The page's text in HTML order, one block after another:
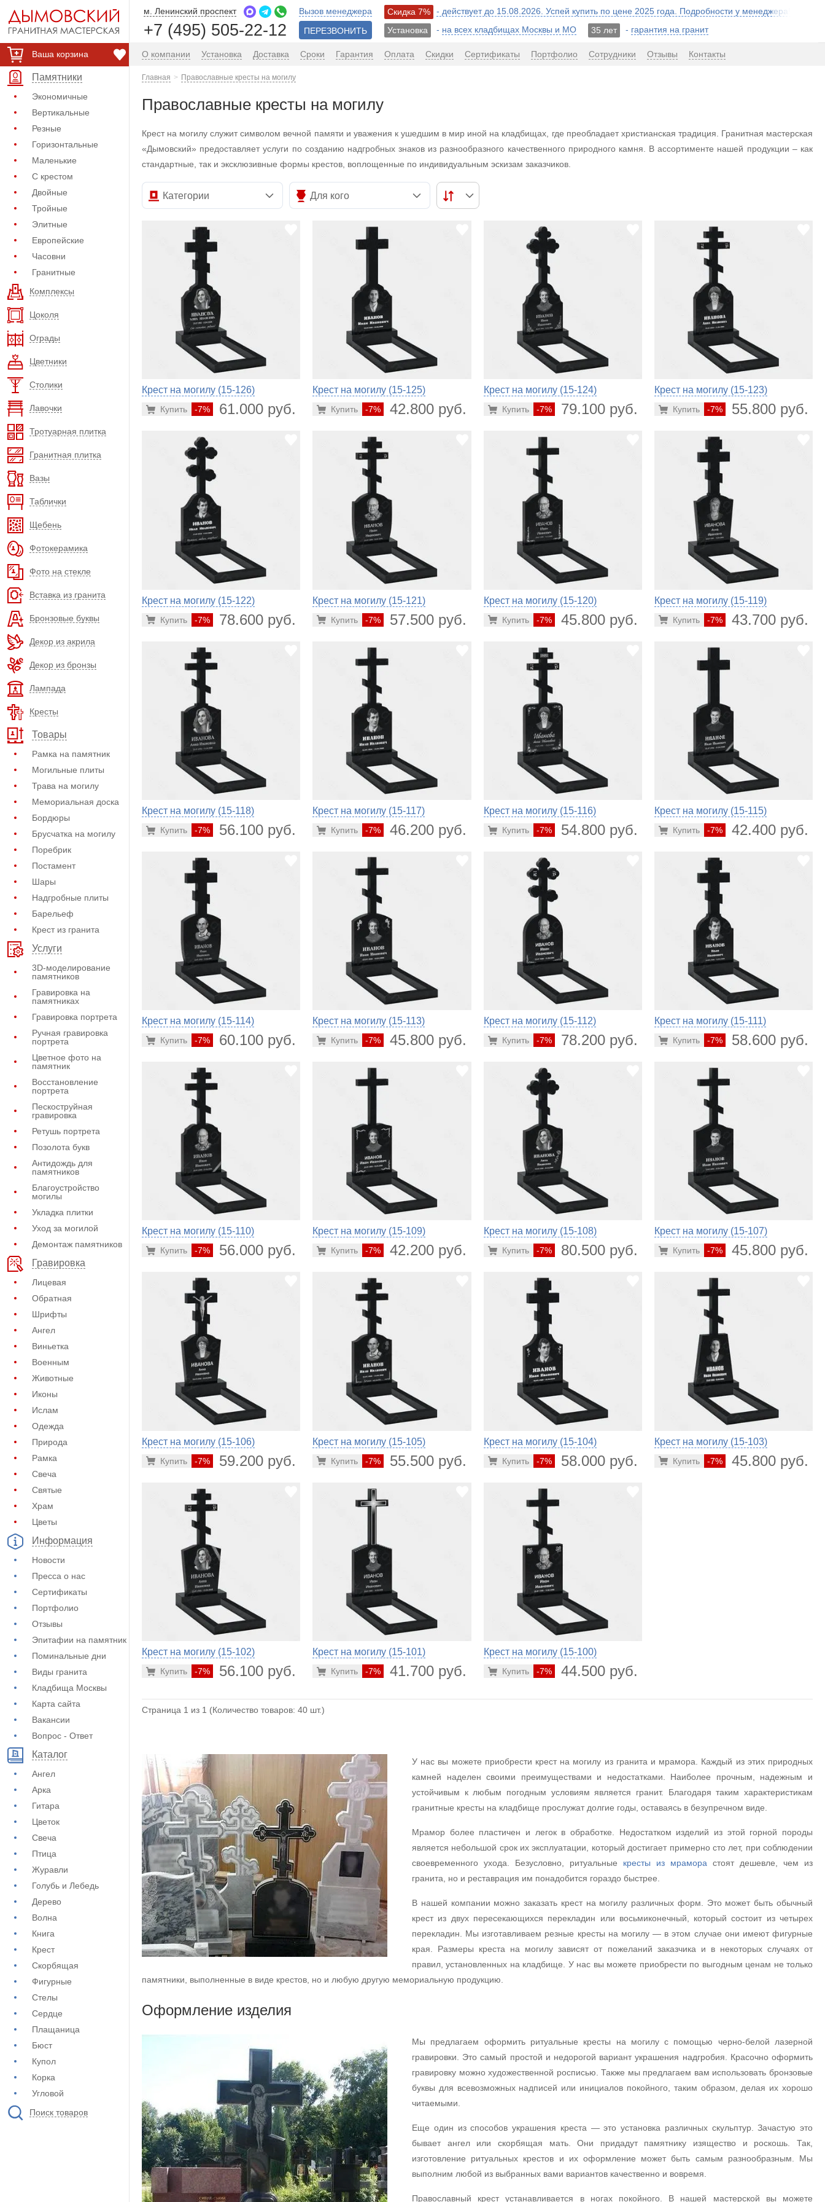
Ваша корзина
Памятники
Экономичные
Вертикальные
Резные
Горизонтальные
Маленькие
С крестом
Двойные
Тройные
Элитные
Европейские
Часовни
Гранитные
Комплексы
Цоколя
Ограды
Цветники
Столики
Лавочки
Тротуарная плитка
Гранитная плитка
Вазы
Таблички
Щебень
Фотокерамика
Фото на стекле
Вставка из гранита
Бронзовые буквы
Декор из акрила
Декор из бронзы
Лампада
Кресты
Товары
Рамка на памятник
Могильные плиты
Трава на могилу
Мемориальная доска
Бордюры
Брусчатка на могилу
Поребрик
Постамент
Шары
Надгробные плиты
Барельеф
Крест из гранита
Услуги
3D-моделирование
памятников
Гравировка на
памятниках
Гравировка портрета
Ручная гравировка
портрета
Цветное фото на
памятник
Восстановление
портрета
Пескоструйная
гравировка
Ретушь портрета
Позолота букв
Антидождь для
памятников
Благоустройство
могилы
Укладка плитки
Уход за могилой
Демонтаж памятников
Гравировка
Лицевая
Обратная
Шрифты
Ангел
Виньетка
Военным
Животные
Иконы
Ислам
Одежда
Природа
Рамка
Свеча
Святые
Храм
Цветы
Информация
Новости
Пресса о нас
Сертификаты
Портфолио
Отзывы
Эпитафии на памятник
Поминальные дни
Виды гранита
Кладбища Москвы
Карта сайта
Вакансии
Вопрос - Ответ
Каталог
Ангел
Арка
Гитара
Цветок
Свеча
Птица
Журавли
Голубь и Лебедь
Дерево
Волна
Книга
Крест
Скорбящая
Фигурные
Стелы
Сердце
Плащаница
Бюст
Купол
Корка
Угловой
Поиск товаров
м. Ленинский проспект
+7 (495) 505-22-12
Вызов менеджера
ПЕРЕЗВОНИТЬ
Скидка 7%
- действует до 15.08.2026. Успей купить по цене 2025 года. Подробности у менеджера!
Установка
- на всех кладбищах Москвы и МО 35 лет - гарантия на гранит
О компании Установка Доставка Сроки Гарантия Оплата Скидки Сертификаты Портфолио Сотрудники Отзывы Контакты
Главная Православные кресты на могилу
Православные кресты на могилу
Крест на могилу служит символом вечной памяти и уважения к ушедшим в мир иной на кладбищах, где преобладает христианская традиция. Гранитная мастерская
«Дымовский» предоставляет услуги по созданию надгробных знаков из разнообразного качественного природного камня. В ассортименте нашей продукции – как
стандартные, так и эксклюзивные формы крестов, воплощенные по индивидуальным эскизам заказчиков.
Категории Для кого
Крест на могилу (15-126)
-7% 61.000 руб.
Купить
Крест на могилу (15-125)
-7% 42.800 руб.
Купить
Крест на могилу (15-124)
-7% 79.100 руб.
Купить
Крест на могилу (15-123)
-7% 55.800 руб.
Купить
Крест на могилу (15-122)
-7% 78.600 руб.
Купить
Крест на могилу (15-121)
-7% 57.500 руб.
Купить
Крест на могилу (15-120)
-7% 45.800 руб.
Купить
Крест на могилу (15-119)
-7% 43.700 руб.
Купить
Крест на могилу (15-118)
-7% 56.100 руб.
Купить
Крест на могилу (15-117)
-7% 46.200 руб.
Купить
Крест на могилу (15-116)
-7% 54.800 руб.
Купить
Крест на могилу (15-115)
-7% 42.400 руб.
Купить
Крест на могилу (15-114)
-7% 60.100 руб.
Купить
Крест на могилу (15-113)
-7% 45.800 руб.
Купить
Крест на могилу (15-112)
-7% 78.200 руб.
Купить
Крест на могилу (15-111)
-7% 58.600 руб.
Купить
Крест на могилу (15-110)
-7% 56.000 руб.
Купить
Крест на могилу (15-109)
-7% 42.200 руб.
Купить
Крест на могилу (15-108)
-7% 80.500 руб.
Купить
Крест на могилу (15-107)
-7% 45.800 руб.
Купить
Крест на могилу (15-106)
-7% 59.200 руб.
Купить
Крест на могилу (15-105)
-7% 55.500 руб.
Купить
Крест на могилу (15-104)
-7% 58.000 руб.
Купить
Крест на могилу (15-103)
-7% 45.800 руб.
Купить
Крест на могилу (15-102)
-7% 56.100 руб.
Купить
Крест на могилу (15-101)
-7% 41.700 руб.
Купить
Крест на могилу (15-100)
-7% 44.500 руб.
Купить
Страница 1 из 1 (Количество товаров: 40 шт.)
У нас вы можете приобрести крест на могилу из гранита и мрамора. Каждый из этих природных
камней наделен своими преимуществами и недостатками. Наиболее прочным, надежным и
устойчивым к любым погодным условиям является гранит. Благодаря таким характеристикам
гранитные кресты на кладбище прослужат долгие годы, оставаясь в безупречном виде.
Мрамор более пластичен и легок в обработке. Недостатком изделий из этой горной породы
является небольшой срок их эксплуатации, который достигает примерно сто лет, при соблюдении
своевременного ухода. Безусловно, ритуальные кресты из мрамора стоят дешевле, чем из
гранита, но и реставрация им понадобится гораздо быстрее.
В нашей компании можно заказать крест на могилу различных форм. Это может быть обычный
крест из двух пересекающихся перекладин или восьмиконечный, который состоит из четырех
перекладин. Мы изготавливаем резные кресты на могилу — в этом случае они имеют фигурные
края. Размеры креста на могилу зависят от пожеланий заказчика и в некоторых случаях от
правил, установленных на кладбище. У нас вы можете приобрести по выгодным ценам не только
памятники, выполненные в виде крестов, но и любую другую мемориальную продукцию.
Оформление изделия
Мы предлагаем оформить ритуальные кресты на могилу с помощью черно-белой лазерной
гравировки. Это самый простой и недорогой вариант украшения надгробия. Красочно оформить
гравировку можно художественной росписью. Также мы предлагаем вам использовать бронзовые
буквы для всевозможных надписей или инициалов покойного, таким образом, делая их хорошо
читаемыми.
Еще один из способов украшения креста — это установка различных скульптур. Зачастую это
бывает ангел или скорбящая мать. Они придадут памятнику изящество и роскошь. Так,
изготовление ритуальных крестов и их оформление может быть самым разнообразным. Мы
выполним любой из выбранных вами вариантов качественно и вовремя.
Православный крест устанавливается в ногах покойного. В нашей мастерской вы можете